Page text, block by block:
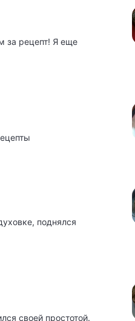
за рецепт! Я еще
поднялся
своей простотой.